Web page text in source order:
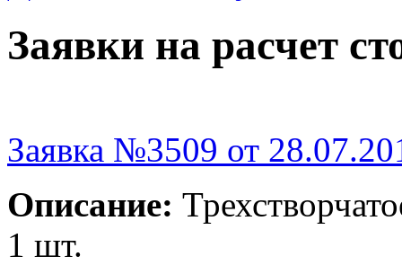
Заявки на расчет
Заявка №3509 от
Описание:
1 шт.